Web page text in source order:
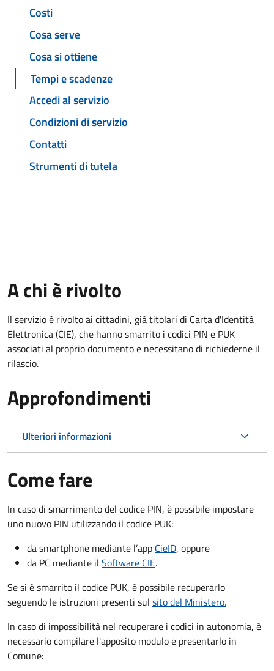
Costi
Cosa serve
Cosa si ottiene
Tempi e scadenze
Accedi al servizio
Condizioni di servizio
Contatti
Strumenti di tutela
A chi è rivolto
Il servizio è rivolto ai cittadini, già titolari di Carta d'Identità
Elettronica (CIE), che hanno smarrito i codici PIN e PUK
associati al proprio documento e necessitano di richiederne il
rilascio.
Approfondimenti
Ulteriori informazioni
Come fare
In caso di smarrimento del codice PIN, è possibile impostare
uno nuovo PIN utilizzando il codice PUK:
da smartphone mediante l’app CieID, oppure
da PC mediante il Software CIE.
Se si è smarrito il codice PUK, è possibile recuperarlo
seguendo le istruzioni presenti sul sito del Ministero.
In caso di impossibilità nel recuperare i codici in autonomia, è
necessario compilare l'apposito modulo e presentarlo in
Comune: